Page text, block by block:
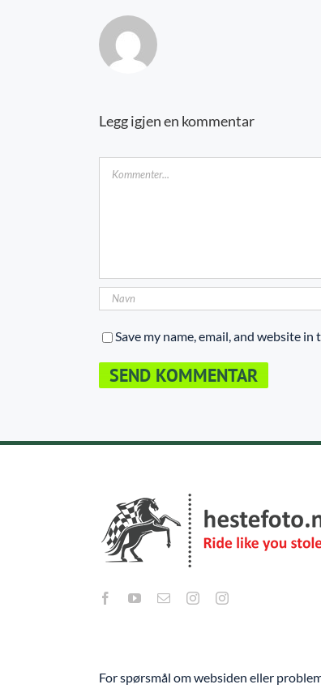
Legg igjen en kommentar
Save my name, email, and website
For spørsmål om websiden eller